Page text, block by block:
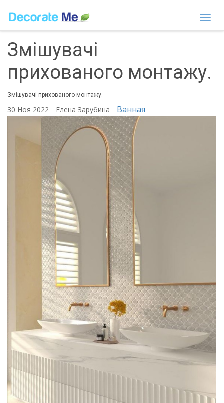
Змішувачі
прихованого монтажу.
Змішувачі прихованого монтажу.
30 Ноя 2022 Елена Зарубина Ванная